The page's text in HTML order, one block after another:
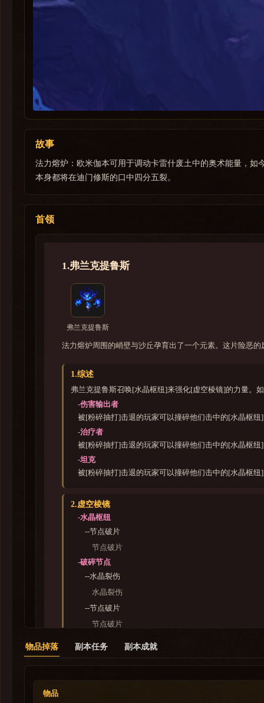
故事
法力熔炉：欧米伽本可用于调动卡雷什废土中的奥术能量，
本身都将在迪门修斯的口中四分五裂。
首领
1.弗兰克提鲁斯
弗兰克提鲁斯
法力熔炉周围的峭壁与沙丘孕育出了一个元素。这片险恶
1.综述
弗兰克提鲁斯召唤[水晶枢纽]来强化[虚空棱镜]的力量。
-伤害输出者
被[粉碎抽打]击退的玩家可以撞碎他们击中的[水晶枢
-治疗者
被[粉碎抽打]击退的玩家可以撞碎他们击中的[水晶枢
-坦克
被[粉碎抽打]击退的玩家可以撞碎他们击中的[水晶枢
2.虚空棱镜
-水晶枢纽
--节点破片
节点破片
-破碎节点
--水晶裂伤
水晶裂伤
--节点破片
节点破片
--节点破片
物品掉落 副本任务 副本成就
物品